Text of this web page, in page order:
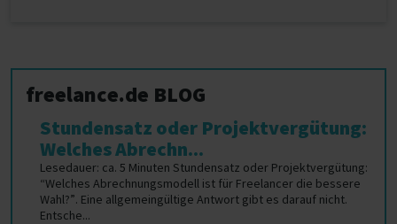
freelance.de BLOG
Stundensatz oder Projektvergütung:
Welches Abrechn...
Lesedauer: ca. 5 Minuten Stundensatz oder Projektvergütung:
“Welches Abrechnungsmodell ist für Freelancer die bessere
Wahl?”. Eine allgemeingültige Antwort gibt es darauf nicht.
Entsche...